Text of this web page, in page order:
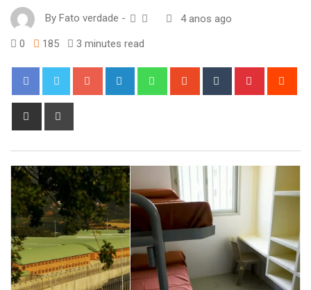
By Fato verdade - 4 anos ago
0 185 3 minutes read
Google+ LinkedIn WhatsappStumbleUpon
Tumblr Pinterest
Share